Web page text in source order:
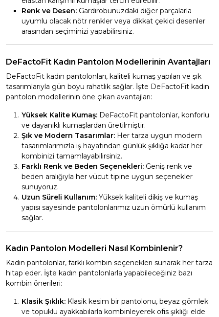
Renk ve Desen: Gardırobunuzdaki diğer parçalarla
uyumlu olacak nötr renkler veya dikkat çekici desenler
arasından seçiminizi yapabilirsiniz.
DeFactoFit Kadın Pantolon Modellerinin Avantajları
DeFactoFit kadın pantolonları, kaliteli kumaş yapıları ve şık
tasarımlarıyla gün boyu rahatlık sağlar. İşte DeFactoFit kadın
pantolon modellerinin öne çıkan avantajları:
Yüksek Kalite Kumaş: DeFactoFit pantolonlar, konforlu
ve dayanıklı kumaşlardan üretilmiştir.
Şık ve Modern Tasarımlar: Her tarza uygun modern
tasarımlarımızla iş hayatından günlük şıklığa kadar her
kombinizi tamamlayabilirsiniz.
Farklı Renk ve Beden Seçenekleri: Geniş renk ve
beden aralığıyla her vücut tipine uygun seçenekler
sunuyoruz.
Uzun Süreli Kullanım: Yüksek kaliteli dikiş ve kumaş
yapısı sayesinde pantolonlarımız uzun ömürlü kullanım
sağlar.
Kadın Pantolon Modelleri Nasıl Kombinlenir?
Kadın pantolonlar, farklı kombin seçenekleri sunarak her tarza
hitap eder. İşte kadın pantolonlarla yapabileceğiniz bazı
kombin önerileri:
Klasik Şıklık: Klasik kesim bir pantolonu, beyaz gömlek
ve topuklu ayakkabılarla kombinleyerek ofis şıklığı elde